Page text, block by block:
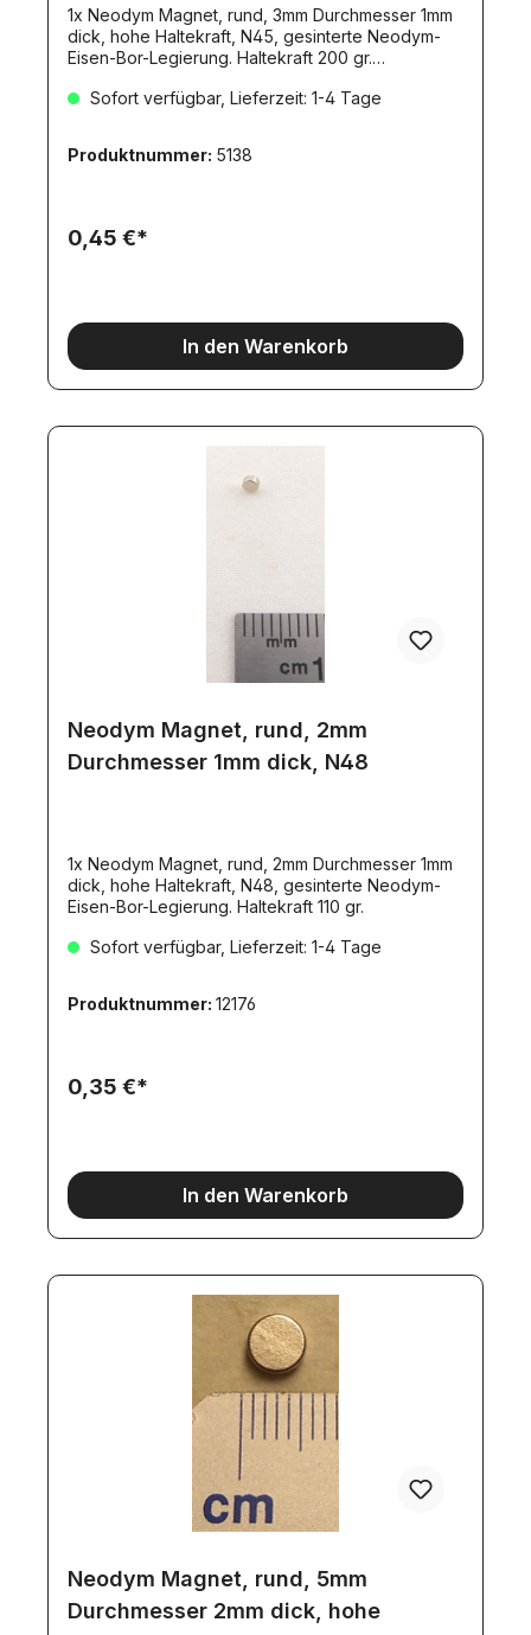
1x Neodym Magnet, rund, 3mm Durchmesser 1mm
dick, hohe Haltekraft, N45, gesinterte Neodym-
Eisen-Bor-Legierung. Haltekraft 200 gr.
Sofort verfügbar, Lieferzeit: 1-4 Tage
Produktnummer: 5138
0,45 €*
In den Warenkorb
Neodym Magnet, rund, 2mm
Durchmesser 1mm dick, N48
1x Neodym Magnet, rund, 2mm Durchmesser 1mm
dick, hohe Haltekraft, N48, gesinterte Neodym-
Eisen-Bor-Legierung. Haltekraft 110 gr.
Sofort verfügbar, Lieferzeit: 1-4 Tage
Produktnummer: 12176
0,35 €*
In den Warenkorb
Neodym Magnet, rund, 5mm
Durchmesser 2mm dick, hohe